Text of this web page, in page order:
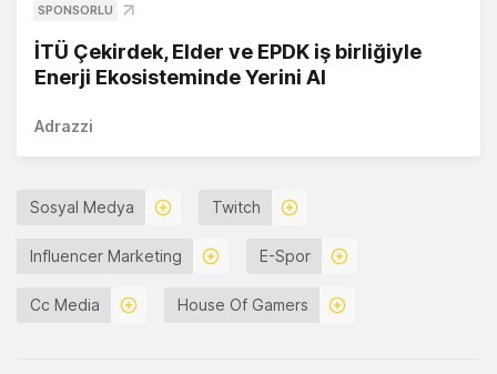
SPONSORLU
İTÜ Çekirdek, Elder ve EPDK iş birliğiyle
Enerji Ekosisteminde Yerini Al
Adrazzi
Sosyal Medya Twitch
Influencer Marketing E-Spor
Cc Media House Of Gamers